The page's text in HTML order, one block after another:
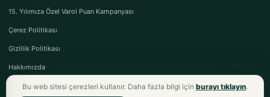
15. Yılımıza Özel Varol Puan Kampanyası
Çerez Politikası
Gizlilik Politikası
Hakkımızda
Bu web sitesi çerezleri kullanır. Daha fazla bilgi için burayı tıklayın.